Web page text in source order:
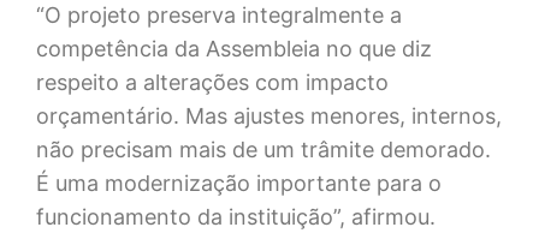
“O projeto preserva integralmente a
competência da Assembleia no que diz
respeito a alterações com impacto
orçamentário. Mas ajustes menores, internos,
não precisam mais de um trâmite demorado.
É uma modernização importante para o
funcionamento da instituição”, afirmou.